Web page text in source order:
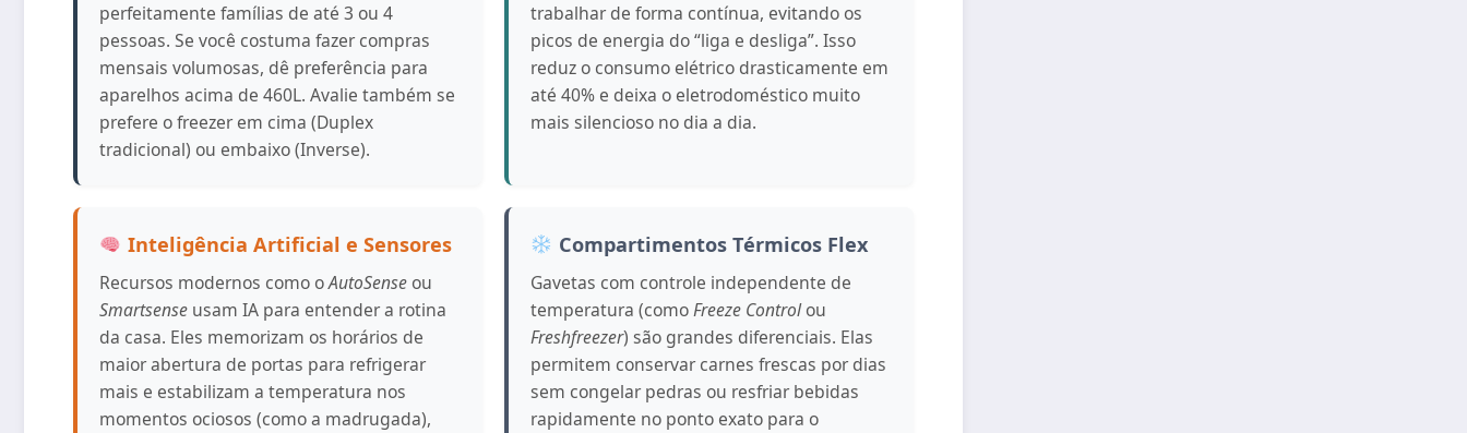
perfeitamente famílias de até 3 ou 4
pessoas. Se você costuma fazer compras
mensais volumosas, dê preferência para
aparelhos acima de 460L. Avalie também se
prefere o freezer em cima (Duplex
tradicional) ou embaixo (Inverse).
trabalhar de forma contínua, evitando os
picos de energia do “liga e desliga”. Isso
reduz o consumo elétrico drasticamente em
até 40% e deixa o eletrodoméstico muito
mais silencioso no dia a dia.
Inteligência Artificial e Sensores
Recursos modernos como oAutoSenseou
Smartsenseusam IA para entender a rotina
da casa. Eles memorizam os horários de
maior abertura de portas para refrigerar
mais e estabilizam a temperatura nos
momentos ociosos (como a madrugada),
Compartimentos Térmicos Flex
Gavetas com controle independente de
temperatura (comoFreeze Controlou
Freshfreezer) são grandes diferenciais. Elas
permitem conservar carnes frescas por dias
sem congelar pedras ou resfriar bebidas
rapidamente no ponto exato para o